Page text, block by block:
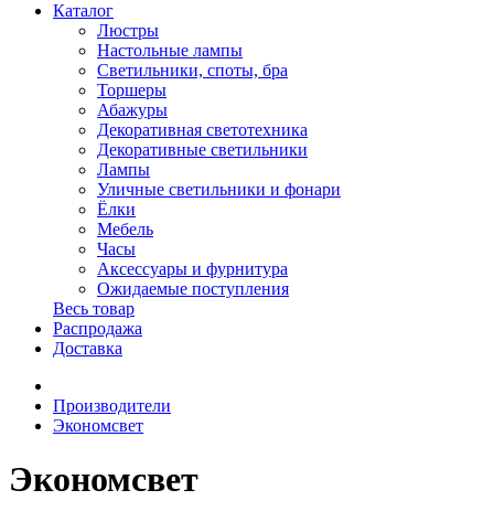
Каталог
Люстры
Настольные лампы
Светильники, споты, бра
Торшеры
Абажуры
Декоративная светотехника
Декоративные светильники
Лампы
Уличные светильники и фонари
Ёлки
Мебель
Часы
Аксессуары и фурнитура
Ожидаемые поступления
Весь товар
Распродажа
Доставка
Производители
Экономсвет
Экономсвет